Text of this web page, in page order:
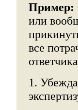
Пример:
или
все
1.